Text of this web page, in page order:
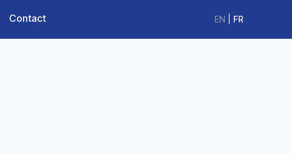
Contact EN FR